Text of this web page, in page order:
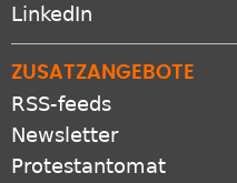
LinkedIn
ZUSATZANGEBOTE
RSS-feeds
Newsletter
Protestantomat